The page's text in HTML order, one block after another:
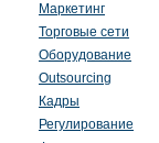
Маркетинг
Торговые сети
Оборудование
Outsourcing
Кадры
Регулирование